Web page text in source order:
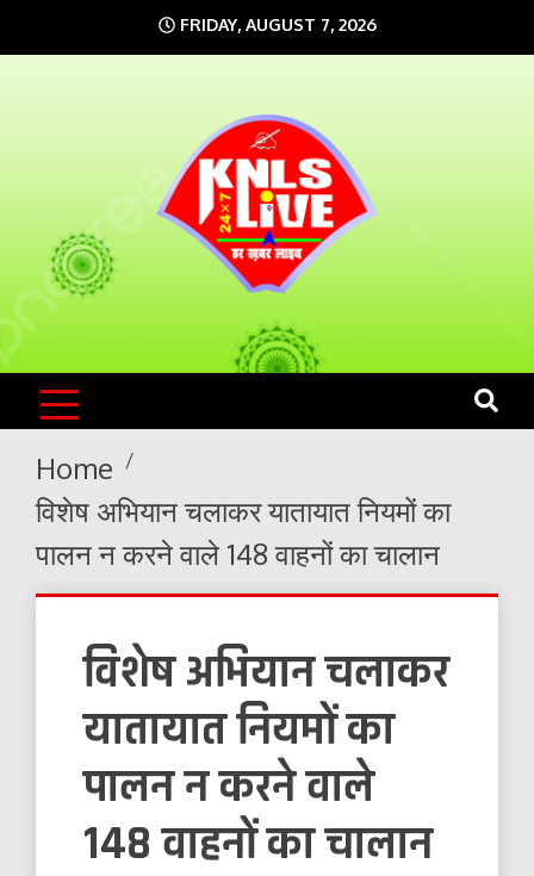
to
FRIDAY, AUGUST 7, 2026
KNLS LIVE
India`s No.1 News Portal
Home
विशेष अभियान चलाकर यातायात नियमों का
पालन न करने वाले 148 वाहनों का चालान
विशेष अभियान चलाकर
यातायात नियमों का
पालन न करने वाले
148 वाहनों का चालान